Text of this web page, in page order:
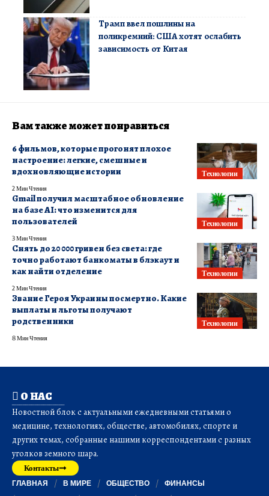
Трамп ввел пошлины на
поликремний: США хотят ослабить
зависимость от Китая
Вам также может понравиться
Технологии
6 фильмов, которые прогонят плохое
настроение: легкие, смешные и
вдохновляющие истории
2 Мин Чтения
Технологии
Gmail получил масштабное обновление
на базе AI: что изменится для
пользователей
3 Мин Чтения
Технологии
Снять до 20 000 гривен без света: где
точно работают банкоматы в блэкаут и
как найти отделение
2 Мин Чтения
Технологии
Звание Героя Украины посмертно. Какие
выплаты и льготы получают
родственники
8 Мин Чтения
О НАС
Новостной блок с актуальными ежедневными статьями о
медицине, технологиях, обществе, автомобилях, спорте и
других темах, собранные нашими корреспондентами с разных
уголков земного шара.
Контакты
ГЛАВНАЯ В МИРЕ ОБЩЕСТВО
ФИНАНСЫ